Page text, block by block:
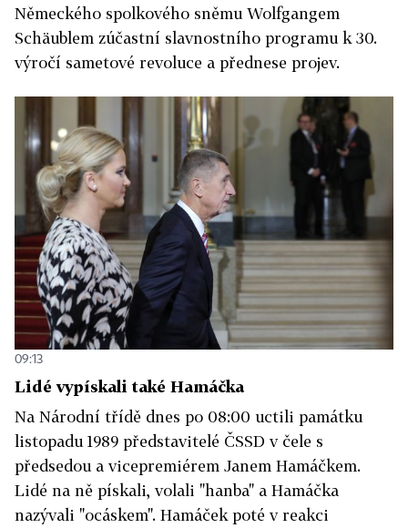
Německého spolkového sněmu Wolfgangem
Schäublem zúčastní slavnostního programu k 30.
výročí sametové revoluce a přednese projev.
09:13
Lidé vypískali také Hamáčka
Na Národní třídě dnes po 08:00 uctili památku
listopadu 1989 představitelé ČSSD v čele s
předsedou a vicepremiérem Janem Hamáčkem.
Lidé na ně pískali, volali "hanba" a Hamáčka
nazývali "ocáskem". Hamáček poté v reakci